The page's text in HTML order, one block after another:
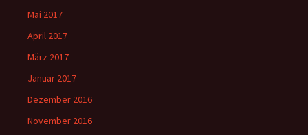
Mai 2017
April 2017
März 2017
Januar 2017
Dezember 2016
November 2016